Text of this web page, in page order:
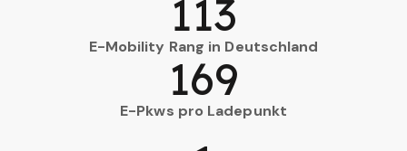
E-Mobility Rang in Deutschland
113
E-Pkws pro Ladepunkt
169